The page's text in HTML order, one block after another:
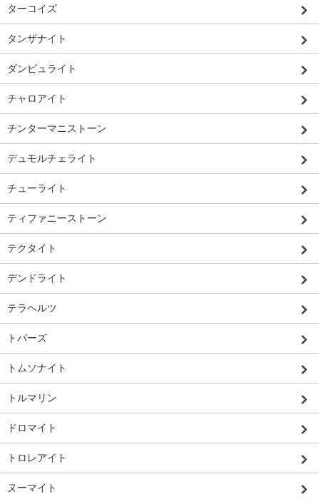
ターコイズ
タンザナイト
ダンビュライト
チャロアイト
チンターマニストーン
デュモルチェライト
チューライト
ティファニーストーン
テクタイト
デンドライト
テラヘルツ
トパーズ
トムソナイト
トルマリン
ドロマイト
トロレアイト
ヌーマイト